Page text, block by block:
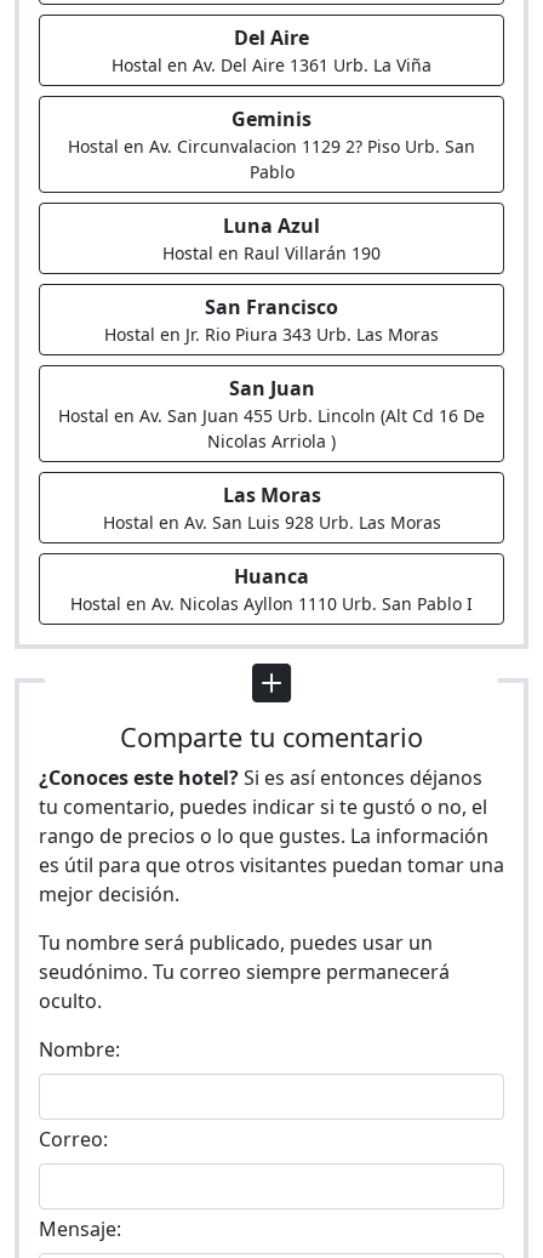
Del Aire
Hostal en Av. Del Aire 1361 Urb. La Viña
Geminis
Hostal en Av. Circunvalacion 1129 2? Piso Urb. San
Pablo
Luna Azul
Hostal en Raul Villarán 190
San Francisco
Hostal en Jr. Rio Piura 343 Urb. Las Moras
San Juan
Hostal en Av. San Juan 455 Urb. Lincoln (Alt Cd 16 De
Nicolas Arriola )
Las Moras
Hostal en Av. San Luis 928 Urb. Las Moras
Huanca
Hostal en Av. Nicolas Ayllon 1110 Urb. San Pablo I
Comparte tu comentario
¿Conoces este hotel?Si es así entonces déjanos
tu comentario, puedes indicar si te gustó o no, el
rango de precios o lo que gustes. La información
es útil para que otros visitantes puedan tomar una
mejor decisión.
Tu nombre será publicado, puedes usar un
seudónimo. Tu correo siempre permanecerá
oculto.
Nombre:
Correo:
Mensaje: